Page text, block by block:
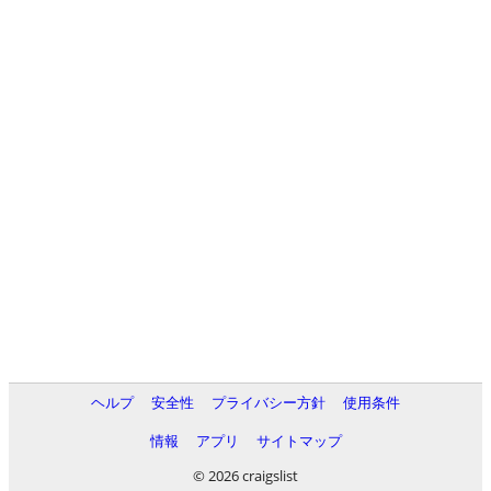
ヘルプ 安全性 プライバシー方針
使用条件
情報
アプリ
サイトマップ
© 2026 craigslist